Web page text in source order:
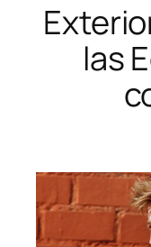
las